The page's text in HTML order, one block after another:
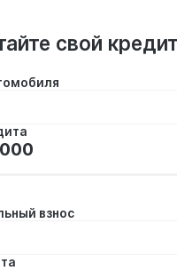
свой кредит
взнос